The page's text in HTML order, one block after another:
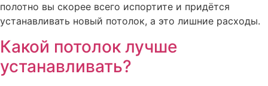
полотно вы скорее всего испортите и придётся
устанавливать новый потолок, а это лишние расходы.
Какой потолок лучше
устанавливать?